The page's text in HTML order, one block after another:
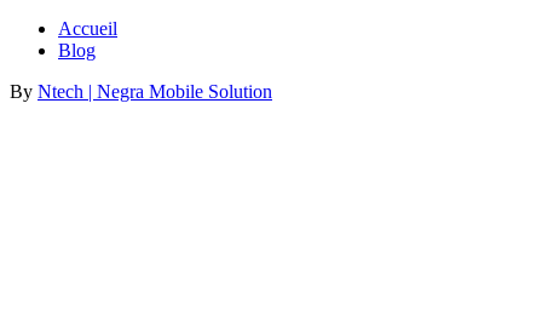
Accueil
Blog
By Ntech | Negra Mobile Solution